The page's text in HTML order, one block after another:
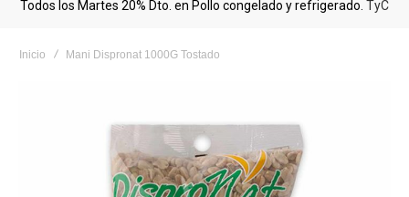
Todos los Martes 20% Dto. en Pollo congelado y refrigerado. TyC
Inicio Mani Dispronat 1000G Tostado